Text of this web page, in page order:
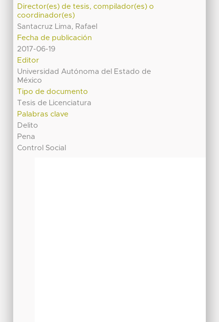
Director(es) de tesis, compilador(es) o
coordinador(es)
Santacruz Lima, Rafael
Fecha de publicación
2017-06-19
Editor
Universidad Autónoma del Estado de
México
Tipo de documento
Tesis de Licenciatura
Palabras clave
Delito
Pena
Control Social